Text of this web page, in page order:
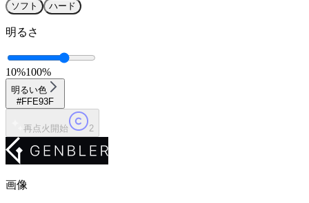
ソフト ハード
明るさ
10%100%
明るい色
#FFE93F
再点火開始 2
画像